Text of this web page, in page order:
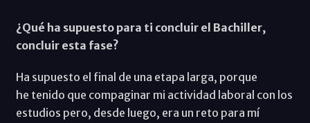
¿Qué ha supuesto para ti concluir el Bachiller,
concluir esta fase?
Ha supuesto el final de una etapa larga, porque
he tenido que compaginar mi actividad laboral con los
estudios pero, desde luego, era un reto para mí